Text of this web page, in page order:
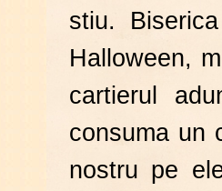
stiu.
Halloween,
cartierul
consuma un
nostru pe